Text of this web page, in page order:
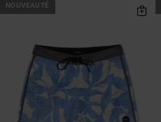
NOUVEAUTÉ